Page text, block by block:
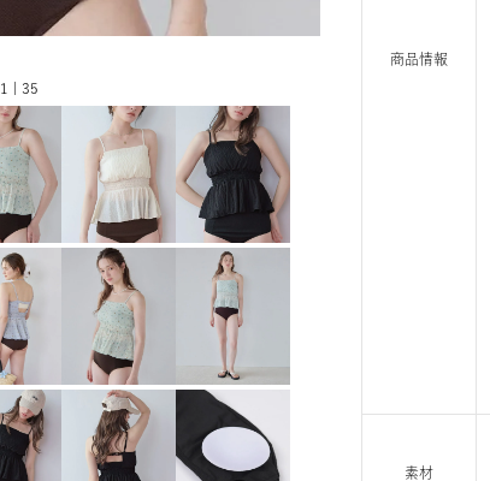
1 | 35
商品情報
素材